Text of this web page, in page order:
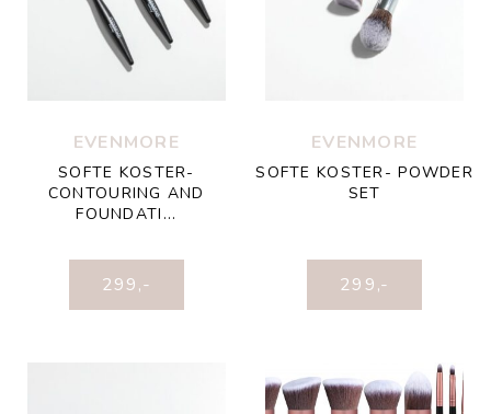
EVENMORE
SOFTE KOSTER-
CONTOURING AND
FOUNDATI...
299,-
EVENMORE
SOFTE KOSTER- POWDER
SET
299,-